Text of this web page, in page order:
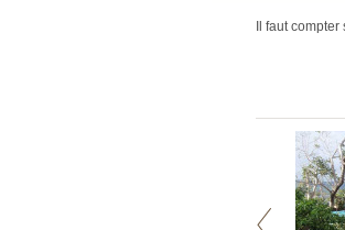
Il faut